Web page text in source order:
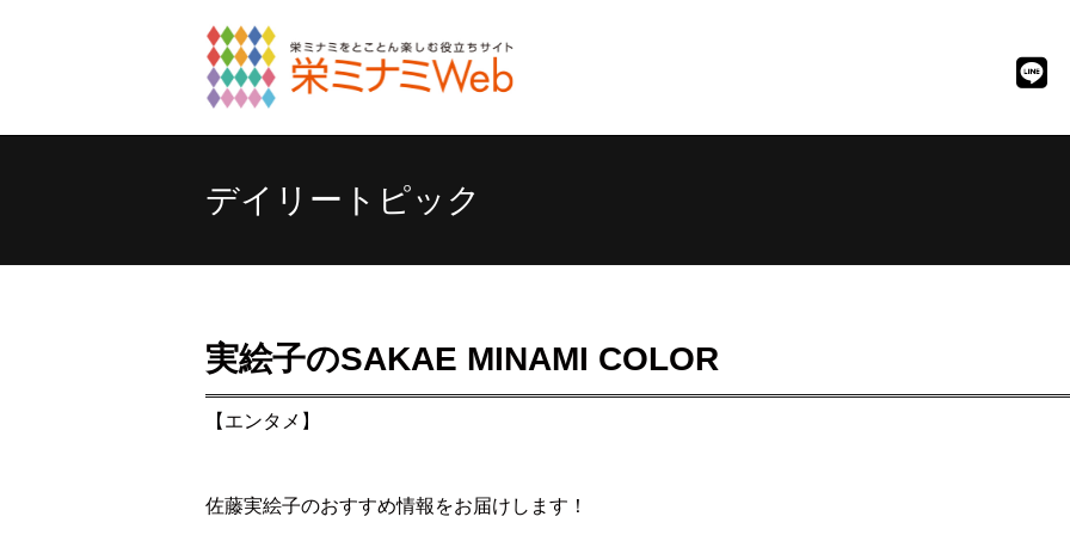
デイリートピック
実絵子のSAKAE MINAMI COLOR
【エンタメ】
佐藤実絵子のおすすめ情報をお届けします！